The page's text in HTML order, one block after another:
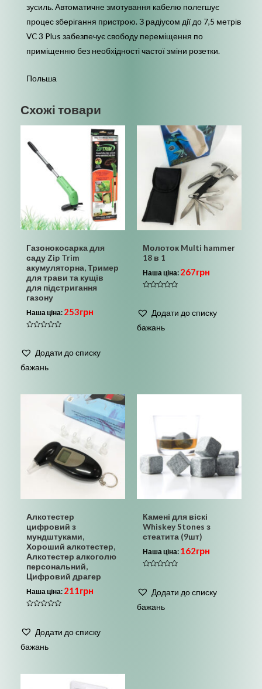
зусиль. Автоматичне змотування кабелю полегшує
процес зберігання пристрою. З радіусом дії до 7,5 метрів
VC 3 Plus забезпечує свободу переміщення по
приміщенню без необхідності частої зміни розетки.
Польша
Схожі товари
Газонокосарка для
саду Zip Trim
акумуляторна, Тример
для трави та кущів
для підстригання
газону
Наша ціна: 253грн
з
Додати до списку
бажань
Молоток Multi hammer
18 в 1
Наша ціна: 267грн
з
Додати до списку
бажань
Алкотестер
цифровий з
мундштуками,
Хороший алкотестер,
Алкотестер алкоголю
персональний,
Цифровий драгер
Наша ціна: 211грн
з
Додати до списку
бажань
Камені для віскі
Whiskey Stones з
стеатита (9шт)
Наша ціна: 162грн
з
Додати до списку
бажань